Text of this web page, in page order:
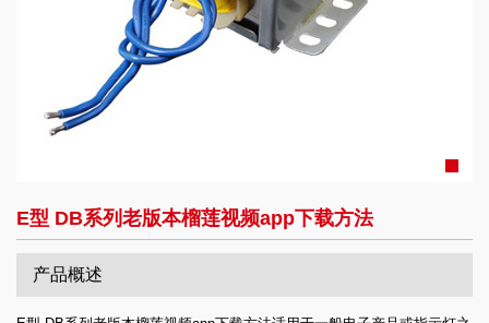
E型 DB系列老版本榴莲视频app下载方法
产品概述